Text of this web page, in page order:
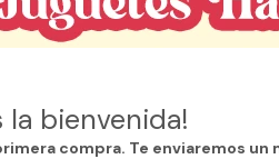
la bienvenida!
compra. Te enviaremos
día a día. Con un tamaño compacto
de manera organizada y
y contemporáneo combina con
puede faltar en el armario masculino.